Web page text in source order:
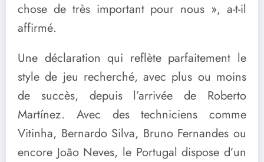
chose de très important pour nous », a-t-il
affirmé.
Une déclaration qui reflète parfaitement le
style de jeu recherché, avec plus ou moins
de succès, depuis l’arrivée de Roberto
Martínez. Avec des techniciens comme
Vitinha, Bernardo Silva, Bruno Fernandes ou
encore João Neves, le Portugal dispose d’un